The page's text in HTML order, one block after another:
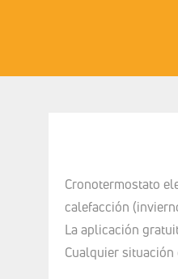
Cronotermostato
calefacción
La aplicación
Cualquier